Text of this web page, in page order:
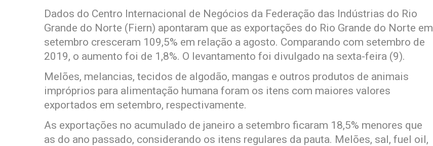
Dados do Centro Internacional de Negócios da Federação das Indústrias do Rio
Grande do Norte (Fiern) apontaram que as exportações do Rio Grande do Norte em
setembro cresceram 109,5% em relação a agosto. Comparando com setembro de
2019, o aumento foi de 1,8%. O levantamento foi divulgado na sexta-feira (9).
Melões, melancias, tecidos de algodão, mangas e outros produtos de animais
impróprios para alimentação humana foram os itens com maiores valores
exportados em setembro, respectivamente.
As exportações no acumulado de janeiro a setembro ficaram 18,5% menores que
as do ano passado, considerando os itens regulares da pauta. Melões, sal, fuel oil,